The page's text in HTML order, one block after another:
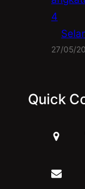
27/05/
Quick